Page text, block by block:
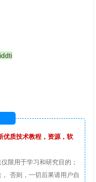
优质技术教程，资源，软
限用于学习和研究目的；
否则，一切后果请用户自